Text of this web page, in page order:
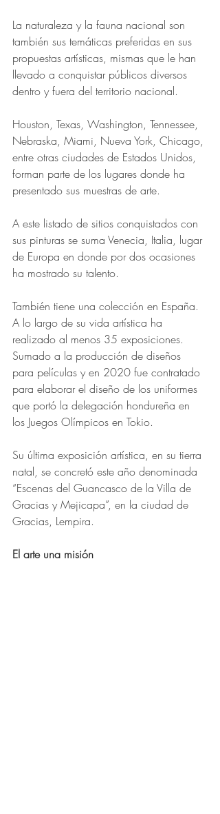
La naturaleza y la fauna nacional son
también sus temáticas preferidas en sus
propuestas artísticas, mismas que le han
llevado a conquistar públicos diversos
dentro y fuera del territorio nacional.
Houston, Texas, Washington, Tennessee,
Nebraska, Miami, Nueva York, Chicago,
entre otras ciudades de Estados Unidos,
forman parte de los lugares donde ha
presentado sus muestras de arte.
A este listado de sitios conquistados con
sus pinturas se suma Venecia, Italia, lugar
de Europa en donde por dos ocasiones
ha mostrado su talento.
También tiene una colección en España.
A lo largo de su vida artística ha
realizado al menos 35 exposiciones.
Sumado a la producción de diseños
para películas y en 2020 fue contratado
para elaborar el diseño de los uniformes
que portó la delegación hondureña en
los Juegos Olímpicos en Tokio.
Su última exposición artística, en su tierra
natal, se concretó este año denominada
“Escenas del Guancasco de la Villa de
Gracias y Mejicapa”, en la ciudad de
Gracias, Lempira.
El arte una misión